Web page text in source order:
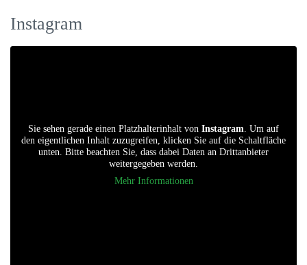
Instagram
Sie sehen gerade einen Platzhalterinhalt von Instagram. Um auf
den eigentlichen Inhalt zuzugreifen, klicken Sie auf die Schaltfläche
unten. Bitte beachten Sie, dass dabei Daten an Drittanbieter
weitergegeben werden.
Mehr Informationen